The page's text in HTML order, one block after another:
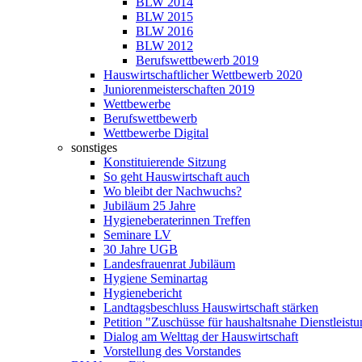
BLW 2015
BLW 2016
BLW 2012
Berufswettbewerb 2019
Hauswirtschaftlicher Wettbewerb 2020
Juniorenmeisterschaften 2019
Wettbewerbe
Berufswettbewerb
Wettbewerbe Digital
sonstiges
Konstituierende Sitzung
So geht Hauswirtschaft auch
Wo bleibt der Nachwuchs?
Jubiläum 25 Jahre
Hygieneberaterinnen Treffen
Seminare LV
30 Jahre UGB
Landesfrauenrat Jubiläum
Hygiene Seminartag
Hygienebericht
Landtagsbeschluss Hauswirtschaft stärken
Petition "Zuschüsse für haushaltsnahe
Dialog am Welttag der Hauswirtschaft
Vorstellung des Vorstandes